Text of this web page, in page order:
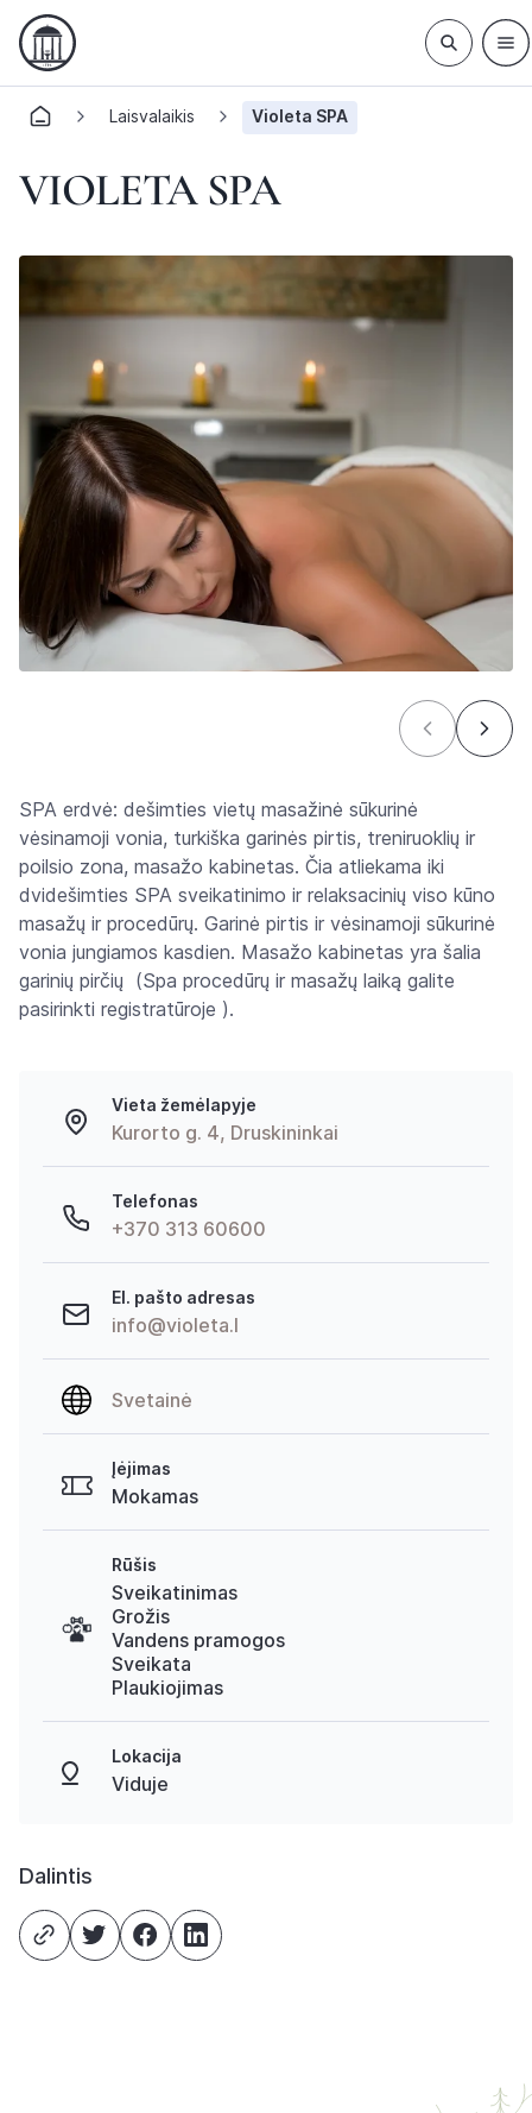
Laisvalaikis Violeta SPA
VIOLETA SPA
SPA erdvė: dešimties vietų masažinė sūkurinė
vėsinamoji vonia, turkiška garinės pirtis, treniruoklių ir
poilsio zona, masažo kabinetas. Čia atliekama iki
dvidešimties SPA sveikatinimo ir relaksacinių viso kūno
masažų ir procedūrų. Garinė pirtis ir vėsinamoji sūkurinė
vonia jungiamos kasdien. Masažo kabinetas yra šalia
garinių pirčių (Spa procedūrų ir masažų laiką galite
pasirinkti registratūroje ).
Vieta žemėlapyje
Kurorto g. 4, Druskininkai
Telefonas
+370 313 60600
El. pašto adresas
info@violeta.l
Svetainė
Įėjimas
Mokamas
Rūšis
Sveikatinimas
Grožis
Vandens pramogos
Sveikata
Plaukiojimas
Lokacija
Viduje
Dalintis